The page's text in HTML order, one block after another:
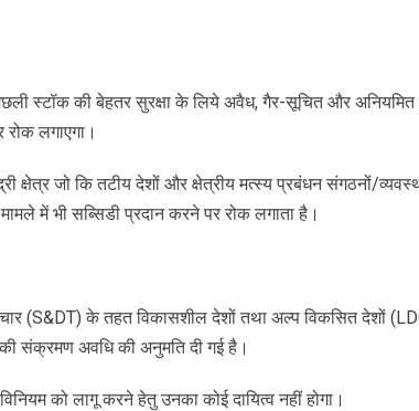
स्टॉक की बेहतर सुरक्षा के लिये अवैध, गैर-सूचित और
लगाएगा।
क्षेत्र जो कि तटीय देशों और क्षेत्रीय मत्स्य प्रबंधन संगठनों/
में भी सब्सिडी प्रदान करने पर रोक लगाता है।
(S&DT) के तहत विकासशील देशों तथा अल्प विकसित देशों
संक्रमण अवधि की अनुमति दी गई है।
को लागू करने हेतु उनका कोई दायित्व नहीं होगा।